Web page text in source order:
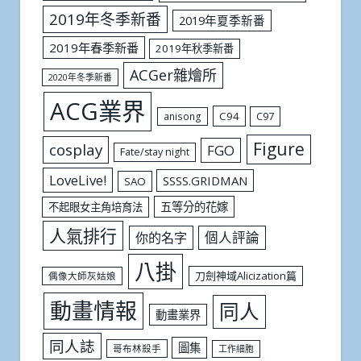
2019年冬季新番
2019年夏季新番
2019年春季新番
2019年秋季新番
2020年冬季新番 ACGer雜燴所
ACG業界 anisong C94 C97
cosplay Fate/stay night FGO Figure
LoveLive! SAO SSSS.GRIDMAN
不起眼女主角培育法 五等分的花嫁
人氣排行 你的名字 個人評論
偶像大師灰姑娘 八掛 刀劍神域Alicization篇
動畫情報 動畫業界 同人
同人誌 哥布林殺手 圖集 工作細胞